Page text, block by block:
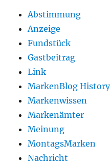
Abstimmung
Anzeige
Fundstück
Gastbeitrag
Link
MarkenBlog History
Markenwissen
Markenämter
Meinung
MontagsMarken
Nachricht